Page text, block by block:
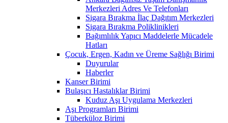
Merkezleri Adres Ve Telefonları
Sigara Bırakma İlaç Dağıtım Merkezleri
Sigara Bırakma Poliklinikleri
Bağımlılık Yapıcı Maddelerle Mücadele
Hatları
Çocuk, Ergen, Kadın ve Üreme Sağlığı Birimi
Duyurular
Haberler
Kanser Birimi
Bulaşıcı Hastalıklar Birimi
Kuduz Aşı Uygulama Merkezleri
Aşı Programları Birimi
Tüberküloz Birimi